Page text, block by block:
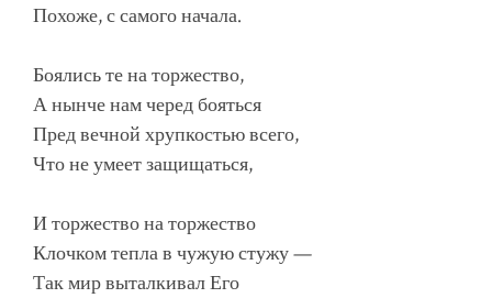
Похоже, с самого начала.
Боялись те на торжество,
А нынче нам черед бояться
Пред вечной хрупкостью всего,
Что не умеет защищаться,
И торжество на торжество
Клочком тепла в чужую стужу —
Так мир выталкивал Его